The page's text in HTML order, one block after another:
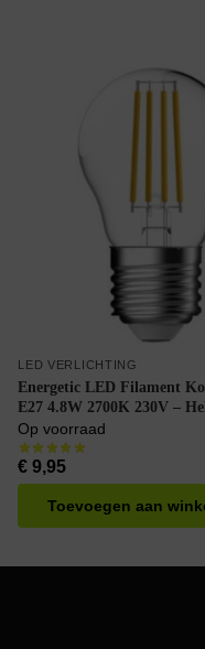
LED VERLICHTING
Energetic LED Filament
E27 4.8W 2700K 230V –
Dimbaar – Warm Wit
Op voorraad
€ 9,95
Toevoegen aan